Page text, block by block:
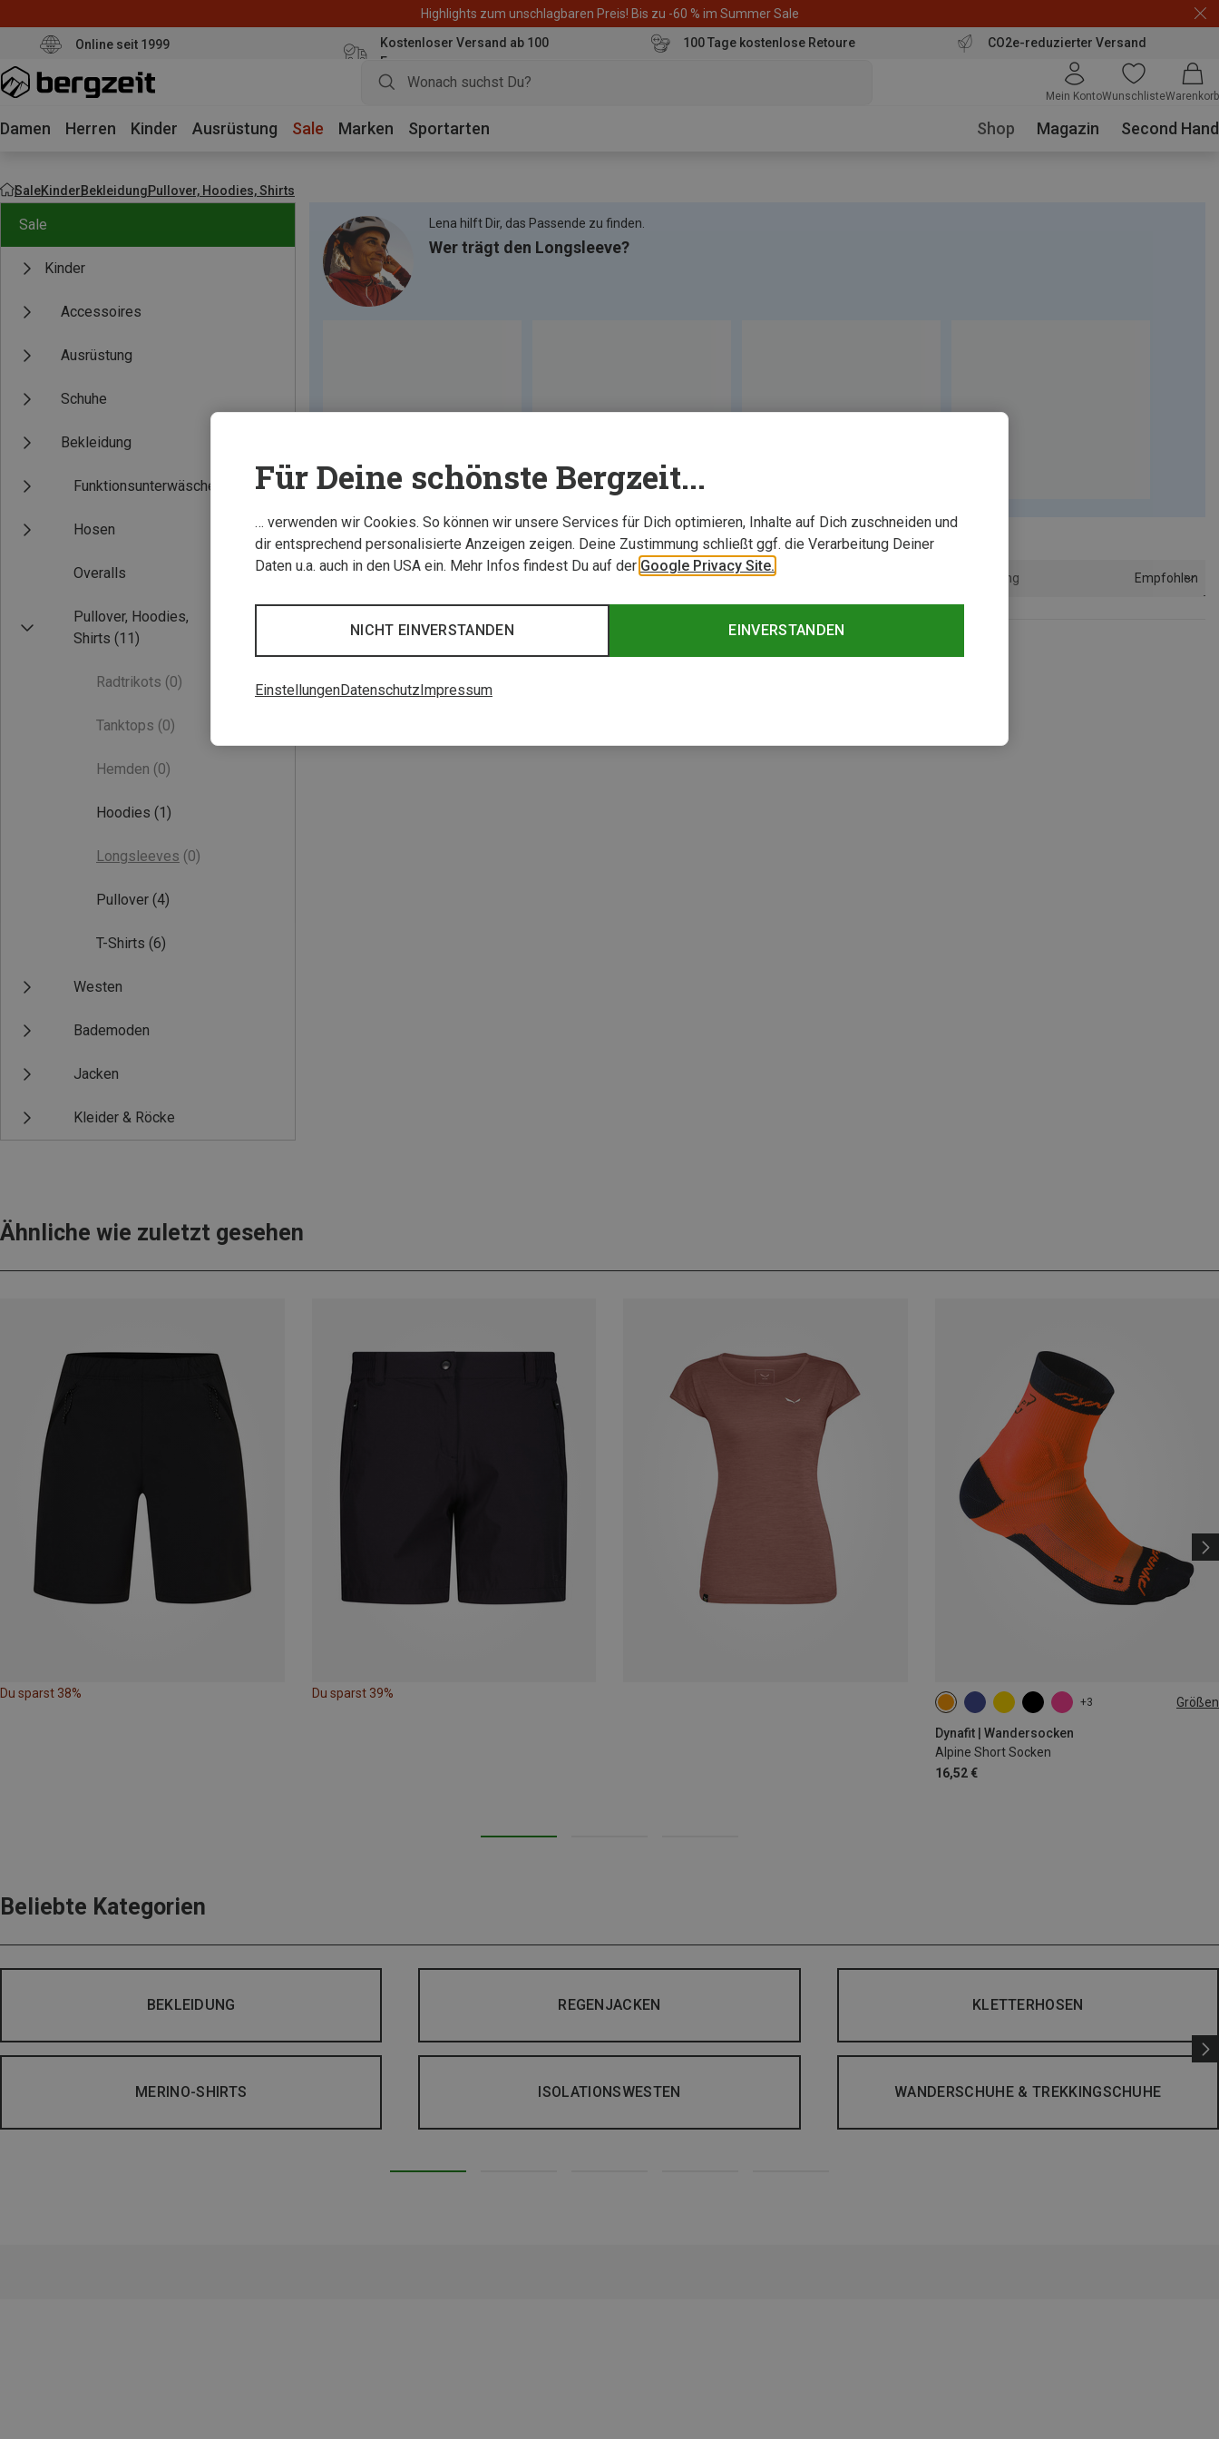
Highlights zum unschlagbaren Preis! Bis zu -60 % im Summer Sale
Online seit 1999
Kostenloser Versand ab 100
Euro
100 Tage kostenlose Retoure CO2e-reduzierter Versand
Mein KontoWunschlisteWarenkorb
Damen Herren Kinder Ausrüstung Sale Marken Sportarten Shop Magazin Second Hand
SaleKinderBekleidungPullover, Hoodies, Shirts
Sale
Kinder
Accessoires
Ausrüstung
Schuhe
Bekleidung
Funktionsunterwäsche
Hosen
Overalls
Pullover, Hoodies,
Shirts (11)
Radtrikots (0)
Tanktops (0)
Hemden (0)
Hoodies (1)
Longsleeves (0)
Pullover (4)
T-Shirts (6)
Westen
Bademoden
Jacken
Kleider & Röcke
Lena hilft Dir, das Passende zu finden.
Wer trägt den Longsleeve?
Sortierung Empfohlen
0 von 0 Artikel angesehen
Ähnliche wie zuletzt gesehen
Du sparst 38% Du sparst 39%
+3 Größen
Dynafit | Wandersocken
Alpine Short Socken
16,52 €
35|36|37|38 39|40|41|42
Beliebte Kategorien
BEKLEIDUNG REGENJACKEN KLETTERHOSEN
MERINO-SHIRTS ISOLATIONSWESTEN WANDERSCHUHE & TREKKINGSCHUHE
Für Deine schönste Bergzeit...
… verwenden wir Cookies. So können wir unsere Services für Dich optimieren, Inhalte auf Dich zuschneiden und
dir entsprechend personalisierte Anzeigen zeigen. Deine Zustimmung schließt ggf. die Verarbeitung Deiner
Daten u.a. auch in den USA ein. Mehr Infos findest Du auf der Google Privacy Site.
EINVERSTANDEN
NICHT EINVERSTANDEN
EinstellungenDatenschutz Impressum